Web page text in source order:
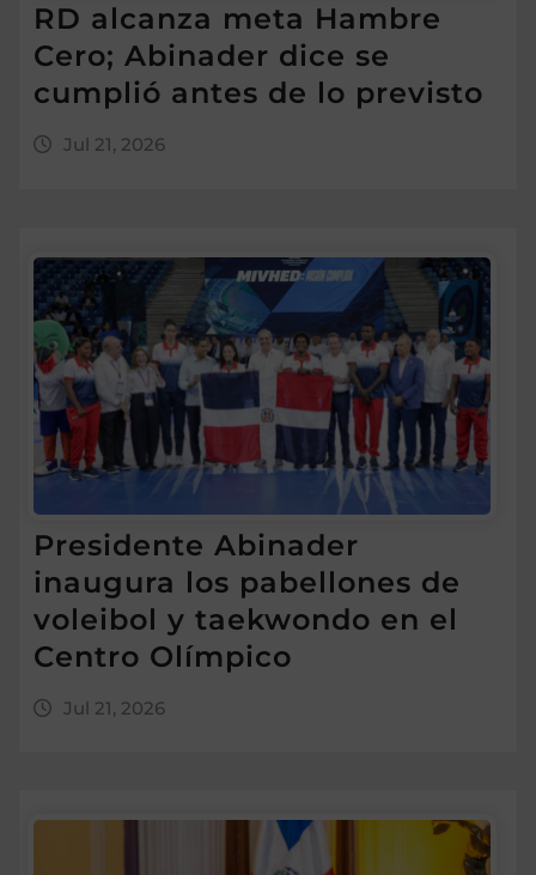
RD alcanza meta Hambre
Cero; Abinader dice se
cumplió antes de lo previsto
Jul 21, 2026
Presidente Abinader
inaugura los pabellones de
voleibol y taekwondo en el
Centro Olímpico
Jul 21, 2026